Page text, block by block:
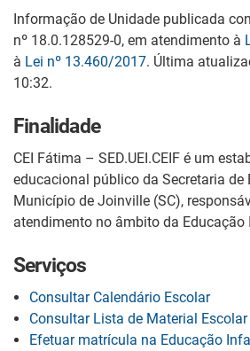
Informação de Unidade publicada
nº 18.0.128529-0, em atendimento à
à Lei nº 13.460/2017. Última
10:32.
Finalidade
CEI Fátima – SED.UEI.CEIF é um
educacional público da Secretaria de
Município de Joinville (SC),
atendimento no âmbito da Educação
Serviços
Consultar Calendário Escolar
Consultar Lista de Material Escolar
Efetuar matrícula na Educação